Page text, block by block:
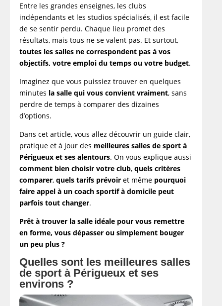
Entre les grandes enseignes, les clubs
indépendants et les studios spécialisés, il est facile
de se sentir perdu. Chaque lieu promet des
résultats, mais tous ne se valent pas. Et surtout,
toutes les salles ne correspondent pas à vos
objectifs, votre emploi du temps ou votre budget.
Imaginez que vous puissiez trouver en quelques
minutes la salle qui vous convient vraiment, sans
perdre de temps à comparer des dizaines
d’options.
Dans cet article, vous allez découvrir un guide clair,
pratique et à jour des meilleures salles de sport à
Périgueux et ses alentours. On vous explique aussi
comment bien choisir votre club,quels critères
comparer,quels tarifs prévoir et même pourquoi
faire appel à un coach sportif à domicile peut
parfois tout changer.
Prêt à trouver la salle idéale pour vous remettre
en forme, vous dépasser ou simplement bouger
un peu plus ?
Quelles sont les meilleures salles
de sport à Périgueux et ses
environs ?